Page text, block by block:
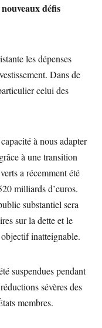
défis
les dépenses
Dans de
celui des
à nous adapter
à une transition
a récemment été
milliards d’euros.
substantiel sera
sur la dette et le
inatteignable.
suspendues pendant
sévères des
membres.